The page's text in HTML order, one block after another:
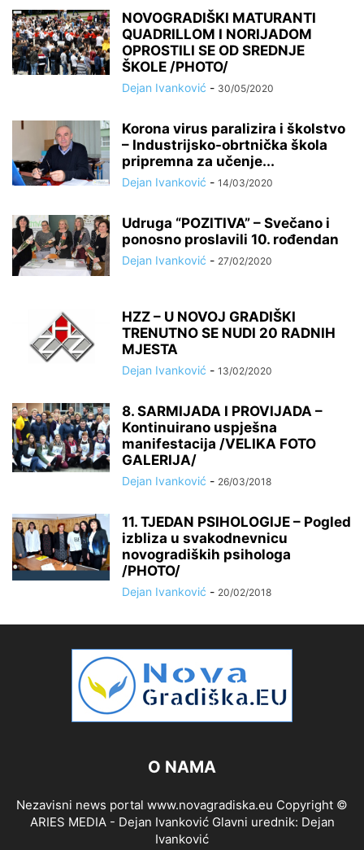
NOVOGRADIŠKI MATURANTI
QUADRILLOM I NORIJADOM
OPROSTILI SE OD SREDNJE
ŠKOLE /PHOTO/
Dejan Ivanković - 30/05/2020
Korona virus paralizira i školstvo
– Industrijsko-obrtnička škola
pripremna za učenje...
Dejan Ivanković - 14/03/2020
Udruga “POZITIVA” – Svečano i
ponosno proslavili 10. rođendan
Dejan Ivanković - 27/02/2020
HZZ – U NOVOJ GRADIŠKI
TRENUTNO SE NUDI 20 RADNIH
MJESTA
Dejan Ivanković - 13/02/2020
8. SARMIJADA I PROVIJADA –
Kontinuirano uspješna
manifestacija /VELIKA FOTO
GALERIJA/
Dejan Ivanković - 26/03/2018
11. TJEDAN PSIHOLOGIJE – Pogled
izbliza u svakodnevnicu
novogradiških psihologa
/PHOTO/
Dejan Ivanković - 20/02/2018
O NAMA
Nezavisni news portal www.novagradiska.eu Copyright ©
ARIES MEDIA - Dejan Ivanković Glavni urednik: Dejan
Ivanković